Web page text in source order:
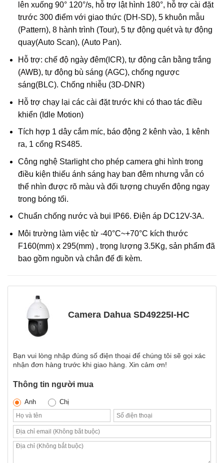
lên xuống 90° 120°/s, hỗ trợ lật hình 180°, hỗ trợ cài đặt
trước 300 điểm với giao thức (DH-SD), 5 khuôn mẫu
(Pattern), 8 hành trình (Tour), 5 tự động quét và tự động
quay(Auto Scan), (Auto Pan).
Hỗ trợ: chế độ ngày đêm(ICR), tự động cân bằng trắng
(AWB), tự động bù sáng (AGC), chống ngược
sáng(BLC). Chống nhiễu (3D-DNR)
Hỗ trợ chạy lại các cài đặt trước khi có thao tác điều
khiển (Idle Motion)
Tích hợp 1 dây cắm míc, báo động 2 kênh vào, 1 kênh
ra, 1 cổng RS485.
Công nghệ Starlight cho phép camera ghi hình trong
điều kiện thiếu ánh sáng hay ban đêm nhưng vẫn có
thể nhìn được rõ màu và đối tượng chuyển động ngay
trong bóng tối.
Chuẩn chống nước và bụi IP66. Điện áp DC12V-3A.
Môi trường làm việc từ -40°C~+70°C kích thước
F160(mm) x 295(mm) , trọng lượng 3.5Kg, sản phẩm đã
bao gồm nguồn và chân đế đi kèm.
Camera Dahua SD49225I-HC
Bạn vui lòng nhập đúng số điện thoại để chúng tôi sẽ gọi xác
nhận đơn hàng trước khi giao hàng. Xin cảm ơn!
Thông tin người mua
Anh Chị